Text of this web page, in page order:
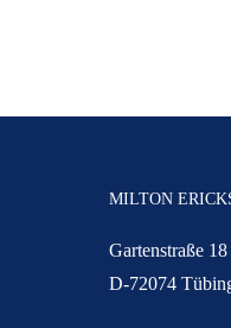
MILTON
Gartenstraße 18
D-72074